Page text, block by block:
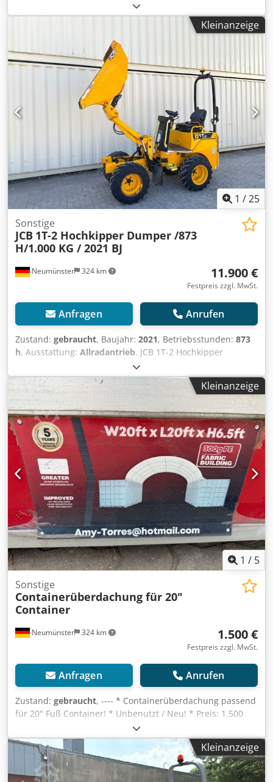
Betriebsstunden ! ----* Hersteller: CAT * Typ: 311FL RR *
Baujahr: 2015 * Abgelesene Betriebsstunden: ca. 6.390 *
Letzter Service bei ca. 5.960 Stunden * Inkl. hydraulischer
Schnellwechsler CW20 * Inkl. hydraulischer
Gabenräumlöffel * Deutsche Maschine * 1. Hand *
Gummipads * Schild * Klima - A/C * Rückfahrkamera *
Verrohrt * Guter Zustand! * Laufwerk: ca. 40-50% * Weitere
Fotos und Video auf Anfrage (Whats APP ERIK) Crjdpfjy
Sdlzjx Amujf * Preis: 45.900 Euro, netto + 19% MwSt. ----
Für weitere Fragen bitte anrufen: For more question please
call: Erik Kortum: Whats App ?Alle Angaben ohne Gewähr
und Garantie, Irrtümer und Zwischenverkauf vorbehalten.
Kleinanzeige
1 /25
Neumünster 324 km
Sonstige
JCB 1T-2 Hochkipper Dumper /873
H/1.000 KG / 2021 BJ
11.900 €
Festpreis zzgl. MwSt.
Anfragen Anrufen
Zustand: gebraucht, Baujahr: 2021, Betriebsstunden: 873
h, Ausstattung: Allradantrieb, JCB 1T-2 Hochkipper
Dumper aus Baujahr 2021 mit nur 873 Betriebsstunden! ---
-* Hersteller: JCB * Typ: 1T-2S5 High Tip Dumper Credpozq
Nn Aofx Amuof * Baujahr: 2021 * Abgelesene
Betriebsstunden: ca. 873 * Hochkipper * Leistung: 16.1 kW
* Nutzlast: ca. 1.000 KG * Betriebsgewicht: 1.515 KG * Top
Zustand * Video auf Anfrage vorhanden (Whats APP) *
Weitere Foto auf Anfrage vorhanden! * Preis: 11.900 Euro,
netto + 19 % MwSt. ----Für weitere Fragen bitte anrufen:
For more question please call: Erik Kortum: Whats App ?
Alle Angaben ohne Gewähr und Garantie, Irrtümer und
Zwischenverkauf vorbehalten. ?
Kleinanzeige
1 / 5
Neumünster 324 km
Sonstige
Containerüberdachung für 20"
Container
1.500 €
Festpreis zzgl. MwSt.
Anfragen Anrufen
Zustand: gebraucht, ---- * Containerüberdachung passend
für 20" Fuß Container! * Unbenutzt / Neu! * Preis: 1.500
Euro, netto + 19% MwSt. ---- Crjdpfxozq Nn Nj Amusf Für
weitere Fragen bitte anrufen: For more question please
call: Erik Kortum: Whats App Alle Angaben ohne Gewähr
und Garantie, Irrtümer und Zwischenverkauf vorbehalten.
Kleinanzeige